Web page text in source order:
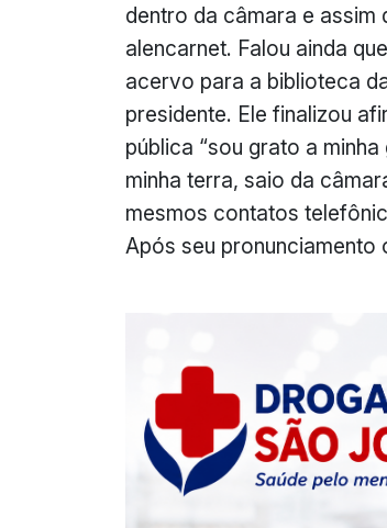
dentro da câmara e
alencarnet. Falou ainda
acervo para a biblioteca
presidente. Ele finalizou
pública “sou grato a
minha terra, saio da
mesmos contatos
Após seu